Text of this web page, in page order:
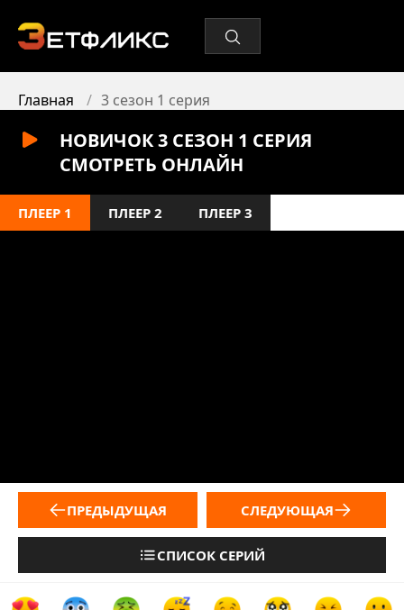
Главная 3 сезон 1 серия
НОВИЧОК 3 СЕЗОН 1 СЕРИЯ
СМОТРЕТЬ ОНЛАЙН
ПЛЕЕР 1 ПЛЕЕР 2 ПЛЕЕР 3
ПРЕДЫДУЩАЯ
СПИСОК СЕРИЙ
СЛЕДУЮЩАЯ